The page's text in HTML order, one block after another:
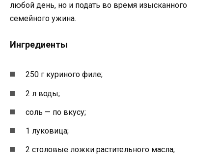
любой день, но и подать во время изысканного
семейного ужина.
Ингредиенты
250 г куриного филе;
2 л воды;
соль — по вкусу;
1 луковица;
2 столовые ложки растительного масла;